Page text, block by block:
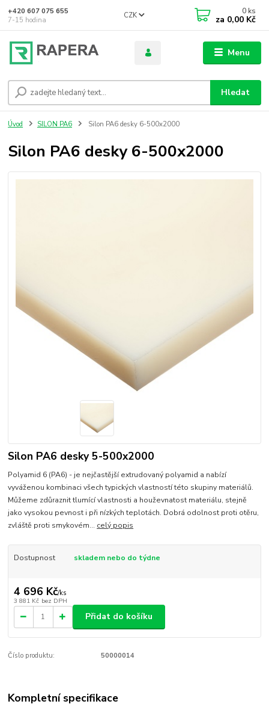
Menu
CZK
Hledat
+420 607 075 655
7-15 hodina
0 ks
za 0,00 Kč
Úvod SILON PA6 Silon PA6 desky 6-500x2000
Silon PA6 desky 6-500x2000
Silon PA6 desky 5-500x2000
Polyamid 6 (PA6) - je nejčastější extrudovaný polyamid a nabízí
vyváženou kombinaci všech typických vlastností této skupiny materiálů.
Můžeme zdůraznit tlumící vlastnosti a houževnatost materiálu, stejně
jako vysokou pevnost i při nízkých teplotách. Dobrá odolnost proti otěru,
zvláště proti smykovém... celý popis
Dostupnost skladem nebo do týdne
4 696 Kč/ks
3 881 Kč bez DPH
Přidat do košíku
Číslo produktu: 50000014
Kompletní specifikace